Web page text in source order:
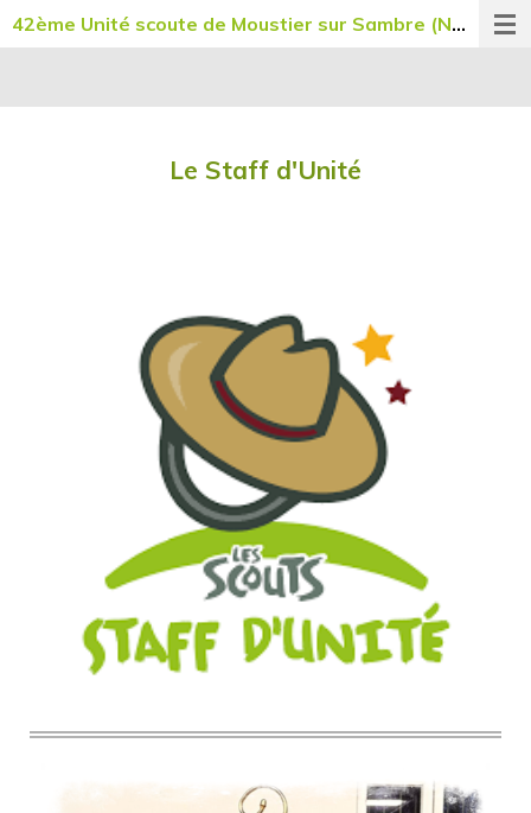
Passer
au
principal
42ème Unité scoute de Moustier sur Sambre (NO042)
Le Staff d'Unité